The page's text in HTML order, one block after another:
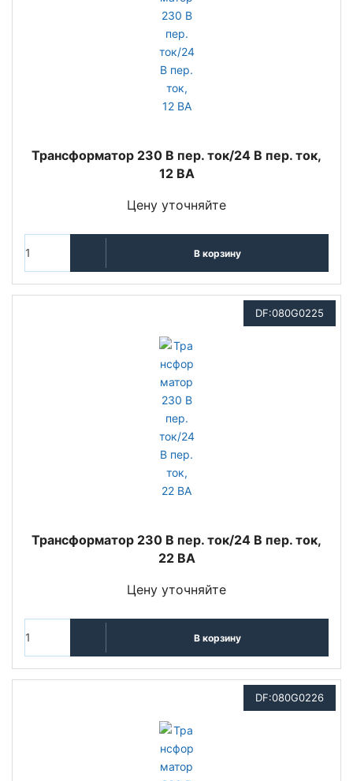
Трансформатор 230 В пер. ток/24 В пер. ток,
12 ВА
Цену уточняйте
В корзину
DF:080G0225
Трансформатор 230 В пер. ток/24 В пер. ток,
22 ВА
Цену уточняйте
В корзину
DF:080G0226